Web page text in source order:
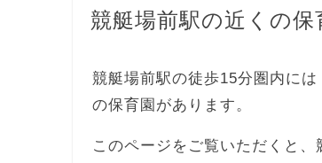
競艇場前駅の近くの保
競艇場前駅の徒歩15分圏内に
の保育園があります。
このページをご覧いただくと